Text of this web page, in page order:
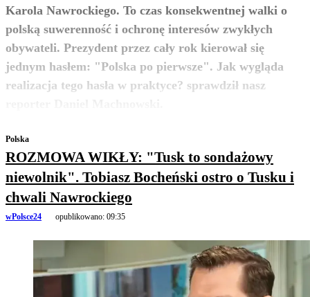
Karola Nawrockiego. To czas konsekwentnej walki o
polską suwerenność i ochronę interesów zwykłych
obywateli. Prezydent przez cały rok kierował się
jednym hasłem: "Polska po pierwsze". Jak wygląda
realizacja tego hasła w praktyce? sprawdził nasz
zobacz więcej
Polska
ROZMOWA WIKŁY: "Tusk to sondażowy
niewolnik". Tobiasz Bocheński ostro o Tusku i
chwali Nawrockiego
wPolsce24 opublikowano: 09:35